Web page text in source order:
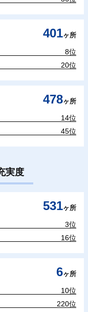
401ヶ所
8位
20位
478ヶ所
14位
45位
実度
531ヶ所
3位
16位
6ヶ所
10位
220位